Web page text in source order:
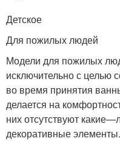
Детское
Для пожилых людей
Модели для пожилых
исключительно с целью
во время принятия
делается на
них отсутствуют
декоративные элементы.